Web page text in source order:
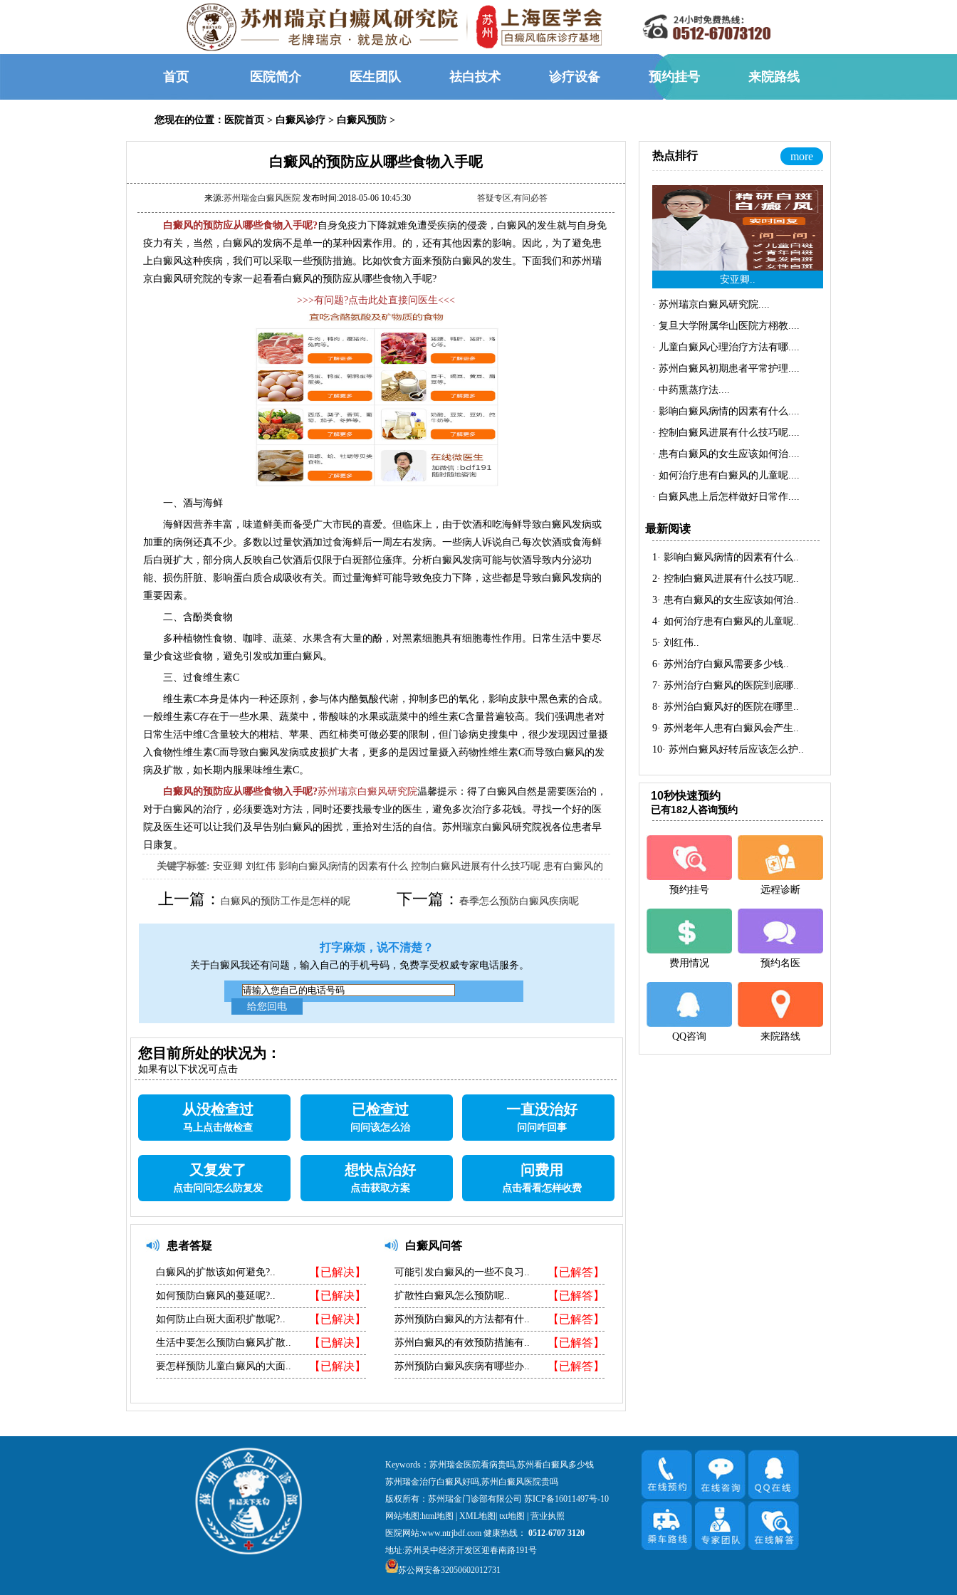
首页 医院简介 医生团队 祛白技术 诊疗设备 预约挂号 来院路线
您现在的位置： 医院首页 > 白癜风诊疗 > 白癜风预防>
白癜风的预防应从哪些食物入手呢
来源:苏州瑞金白癜风医院 发布时间:2018-05-06 10:45:30 答疑专区,有问必答
白癜风的预防应从哪些食物入手呢?自身免疫力下降就难免遭受疾病的侵袭，白癜风的发生就与自身免
疫力有关，当然，白癜风的发病不是单一的某种因素作用。的，还有其他因素的影响。因此，为了避免患
上白癜风这种疾病，我们可以采取一些预防措施。比如饮食方面来预防白癜风的发生。下面我们和苏州瑞
京白癜风研究院的专家一起看看白癜风的预防应从哪些食物入手呢?
>>>有问题?点击此处直接问医生<<<
一、酒与海鲜
海鲜因营养丰富，味道鲜美而备受广大市民的喜爱。但临床上，由于饮酒和吃海鲜导致白癜风发病或
加重的病例还真不少。多数以过量饮酒加过食海鲜后一周左右发病。一些病人诉说自己每次饮酒或食海鲜
后白斑扩大，部分病人反映自己饮酒后仅限于白斑部位瘙痒。分析白癜风发病可能与饮酒导致内分泌功
能、损伤肝脏、影响蛋白质合成吸收有关。而过量海鲜可能导致免疫力下降，这些都是导致白癜风发病的
重要因素。
二、含酚类食物
多种植物性食物、咖啡、蔬菜、水果含有大量的酚，对黑素细胞具有细胞毒性作用。日常生活中要尽
量少食这些食物，避免引发或加重白癜风。
三、过食维生素C
维生素C本身是体内一种还原剂，参与体内酪氨酸代谢，抑制多巴的氧化，影响皮肤中黑色素的合成。
一般维生素C存在于一些水果、蔬菜中，带酸味的水果或蔬菜中的维生素C含量普遍较高。我们强调患者对
日常生活中维C含量较大的柑桔、苹果、西红柿类可做必要的限制，但门诊病史搜集中，很少发现因过量摄
入食物性维生素C而导致白癜风发病或皮损扩大者，更多的是因过量摄入药物性维生素C而导致白癜风的发
病及扩散，如长期内服果味维生素C。
白癜风的预防应从哪些食物入手呢?苏州瑞京白癜风研究院温馨提示：得了白癜风自然是需要医治的，
对于白癜风的治疗，必须要选对方法，同时还要找最专业的医生，避免多次治疗多花钱。寻找一个好的医
院及医生还可以让我们及早告别白癜风的困扰，重拾对生活的自信。苏州瑞京白癜风研究院祝各位患者早
日康复。
关键字标签: 安亚卿 刘红伟 影响白癜风病情的因素有什么 控制白癜风进展有什么技巧呢 患有白癜风的
女生应该如何治疗呢
上一篇： 白癜风的预防工作是怎样的呢 下一篇：春季怎么预防白癜风疾病呢
打字麻烦，说不清楚？
关于白癜风我还有问题，输入自己的手机号码，免费享受权威专家电话服务。
您目前所处的状况为：
如果有以下状况可点击
从没检查过
马上点击做检查
已检查过
问问该怎么治
一直没治好
问问咋回事
又复发了
点击问问怎么防复发
想快点治好
点击获取方案
问费用
点击看看怎样收费
患者答疑
【已解决】
白癜风的扩散该如何避免?..
【已解决】
如何预防白癜风的蔓延呢?..
【已解决】
如何防止白斑大面积扩散呢?..
【已解决】
生活中要怎么预防白癜风扩散..
【已解决】
要怎样预防儿童白癜风的大面..
白癜风问答
【已解答】
可能引发白癜风的一些不良习..
【已解答】
扩散性白癜风怎么预防呢..
【已解答】
苏州预防白癜风的方法都有什..
【已解答】
苏州白癜风的有效预防措施有..
【已解答】
苏州预防白癜风疾病有哪些办..
热点排行 more
安亚卿..
· 苏州瑞京白癜风研究院....
· 复旦大学附属华山医院方栩教....
· 儿童白癜风心理治疗方法有哪....
· 苏州白癜风初期患者平常护理....
· 中药熏蒸疗法....
· 影响白癜风病情的因素有什么....
· 控制白癜风进展有什么技巧呢....
· 患有白癜风的女生应该如何治....
· 如何治疗患有白癜风的儿童呢....
· 白癜风患上后怎样做好日常作....
最新阅读
1· 影响白癜风病情的因素有什么..
2· 控制白癜风进展有什么技巧呢..
3· 患有白癜风的女生应该如何治..
4· 如何治疗患有白癜风的儿童呢..
5· 刘红伟..
6· 苏州治疗白癜风需要多少钱..
7· 苏州治疗白癜风的医院到底哪..
8· 苏州治白癜风好的医院在哪里 ..
9· 苏州老年人患有白癜风会产生..
10· 苏州白癜风好转后应该怎么护..
10秒快速预约
已有182人咨询预约
预约挂号 远程诊断
费用情况 预约名医
QQ咨询 来院路线
Keywords：苏州瑞金医院看病贵吗,苏州看白癜风多少钱
苏州瑞金治疗白癜风好吗,苏州白癜风医院贵吗
版权所有：苏州瑞金门诊部有限公司 苏ICP备16011497号-10
网站地图:html地图 XML地图 txt地图
营业执照
医院网站:www.ntrjbdf.com 健康热线： 0512-6707 3120
地址:苏州吴中经济开发区迎春南路191号
苏公网安备32050602012731